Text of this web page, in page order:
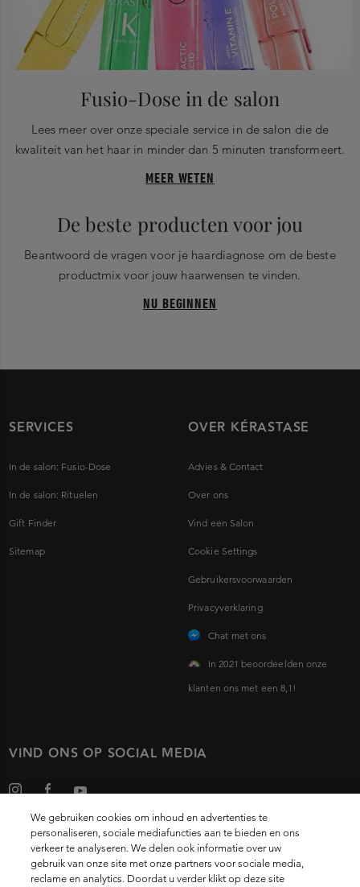
Fusio-Dose in de salon
Lees meer over onze speciale service in de salon die de
kwaliteit van het haar in minder dan 5 minuten transformeert.
MEER WETEN
De beste producten voor jou
Beantwoord de vragen voor je haardiagnose om de beste
productmix voor jouw haarwensen te vinden.
NU BEGINNEN
SERVICES
In de salon: Fusio-Dose
In de salon: Rituelen
Gift Finder
Sitemap
OVER KÉRASTASE
Advies & Contact
Over ons
Vind een Salon
Cookie Settings
Gebruikersvoorwaarden
Privacyverklaring
Chat met ons
In 2021 beoordeelden onze
klanten ons met een 8,1!
VIND ONS OP SOCIAL MEDIA
Choose your country
We gebruiken cookies om inhoud en advertenties te
personaliseren, sociale mediafuncties aan te bieden en ons
verkeer te analyseren. We delen ook informatie over uw
gebruik van onze site met onze partners voor sociale media,
reclame en analytics. Doordat u verder klikt op deze site